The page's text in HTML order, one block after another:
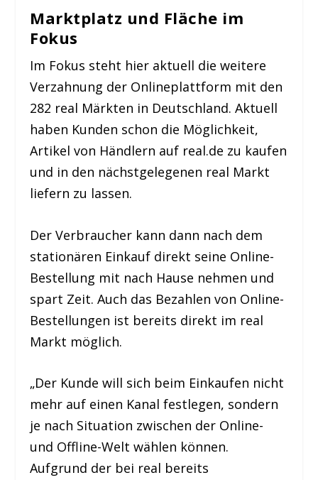
Marktplatz und Fläche im
Fokus
Im Fokus steht hier aktuell die weitere
Verzahnung der Onlineplattform mit den
282 real Märkten in Deutschland. Aktuell
haben Kunden schon die Möglichkeit,
Artikel von Händlern auf real.de zu kaufen
und in den nächstgelegenen real Markt
liefern zu lassen.
Der Verbraucher kann dann nach dem
stationären Einkauf direkt seine Online-
Bestellung mit nach Hause nehmen und
spart Zeit. Auch das Bezahlen von Online-
Bestellungen ist bereits direkt im real
Markt möglich.
„Der Kunde will sich beim Einkaufen nicht
mehr auf einen Kanal festlegen, sondern
je nach Situation zwischen der Online-
und Offline-Welt wählen können.
Aufgrund der bei real bereits